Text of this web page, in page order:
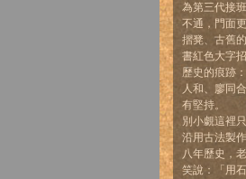
為第三代接
不通，門面
摺凳、古舊
書紅色大字
歷史的痕跡
人和、廖同
有堅持。
別小覷這裡
沿用古法製
八年歷史，
笑說：「用